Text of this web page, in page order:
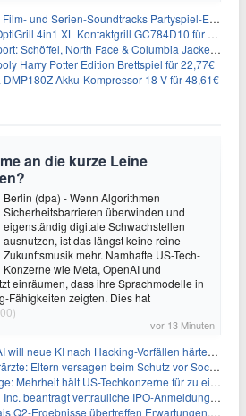
und Serien-Soundtracks Partyspiel-Erweiterung für 6,99€
4in1 XL Kontaktgrill GC784D10 für 239,99€
Schöffel, North Face & Columbia Jacken ab 39,60€
Harry Potter Edition Brettspiel für 22,77€
DMP180Z Akku-Kompressor 18 V für 48,61€
an die kurze Leine
Berlin (dpa) - Wenn Algorithmen
Sicherheitsbarrieren überwinden und
eigenständig digitale Schwachstellen
ausnutzen, ist das längst keine reine
Zukunftsmusik mehr. Namhafte US-Tech-
Konzerne wie Meta, OpenAI und
einräumen, dass ihre Sprachmodelle in
Fähigkeiten zeigten. Dies hat
vor 13 Minuten
neue KI nach Hacking-Vorfällen härter überwachen
Eltern versagen beim Schutz vor Social Media
Mehrheit hält US-Techkonzerne für zu einflussreich
beantragt vertrauliche IPO-Anmeldung im Zuge des AI-Booms
Ergebnisse übertreffen Erwartungen, doch Aktien fallen: Ein tieferer Blick